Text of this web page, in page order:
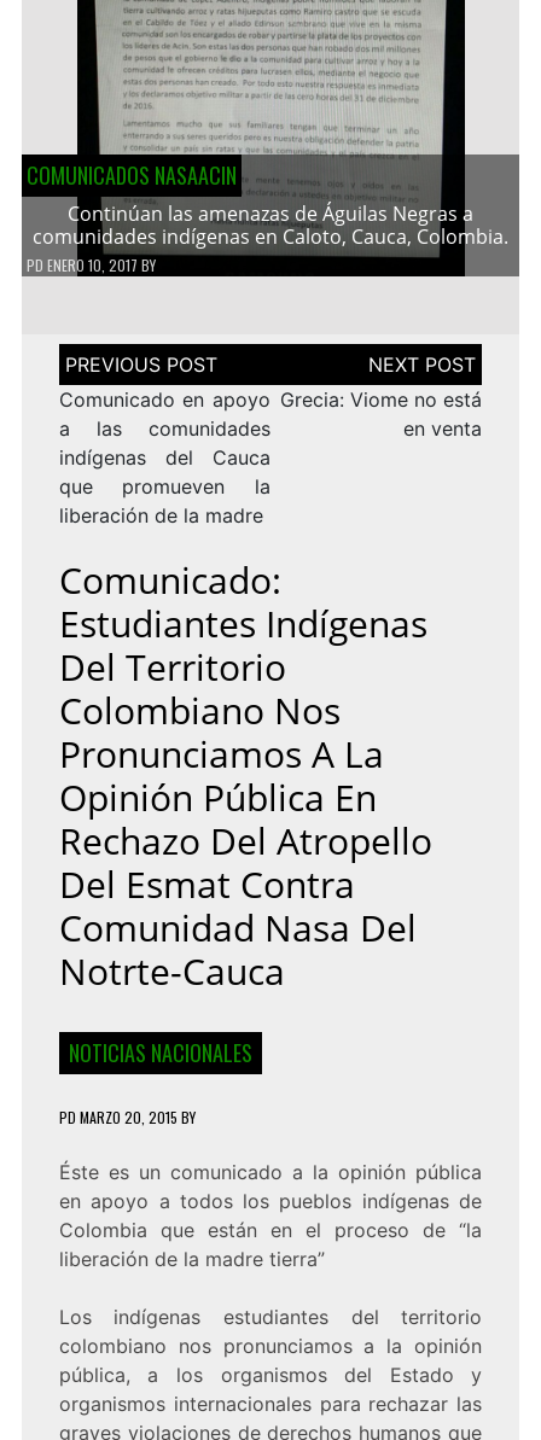
COMUNICADOS NASAACIN
Continúan las amenazas de Águilas Negras a
comunidades indígenas en Caloto, Cauca, Colombia.
PD ENERO 10, 2017 BY
Navegación
de
entradas
Comunicado en apoyo
a las comunidades
indígenas del Cauca
que promueven la
liberación de la madre
Grecia: Viome no está
en venta
Comunicado:
Estudiantes Indígenas
Del Territorio
Colombiano Nos
Pronunciamos A La
Opinión Pública En
Rechazo Del Atropello
Del Esmat Contra
Comunidad Nasa Del
Notrte-Cauca
NOTICIAS NACIONALES
PD MARZO 20, 2015 BY
Éste es un comunicado a la opinión pública
en apoyo a todos los pueblos indígenas de
Colombia que están en el proceso de “la
liberación de la madre tierra”
Los indígenas estudiantes del territorio
colombiano nos pronunciamos a la opinión
pública, a los organismos del Estado y
organismos internacionales para rechazar las
graves violaciones de derechos humanos que